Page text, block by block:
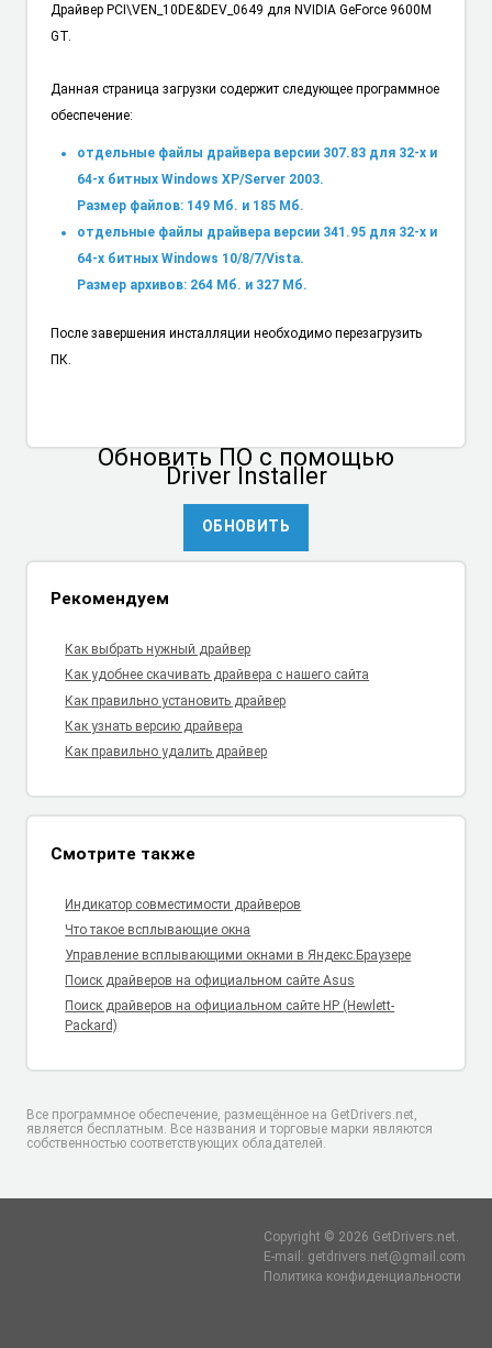
Драйвер PCI\VEN_10DE&DEV_0649 для NVIDIA GeForce 9600M
GT.
Данная страница загрузки содержит следующее программное
обеспечение:
отдельные файлы драйвера версии 307.83 для 32-х и
64-х битных Windows XP/Server 2003.
Размер файлов: 149 Мб. и 185 Мб.
отдельные файлы драйвера версии 341.95 для 32-х и
64-х битных Windows 10/8/7/Vista.
Размер архивов: 264 Мб. и 327 Мб.
После завершения инсталляции необходимо перезагрузить
ПК.
Обновить ПОс помощью
Driver Installer
ОБНОВИТЬ
Рекомендуем
Как выбрать нужный драйвер
Как удобнее скачивать драйвера с нашего сайта
Как правильно установить драйвер
Как узнать версию драйвера
Как правильно удалить драйвер
Смотрите также
Индикатор совместимости драйверов
Что такое всплывающие окна
Управление всплывающими окнами в Яндекс.Браузере
Поиск драйверов на официальном сайте Asus
Поиск драйверов на официальном сайте HP (Hewlett-
Packard)
Все программное обеспечение, размещённое на GetDrivers.net,
является бесплатным. Все названия и торговые марки являются
собственностью соответствующих обладателей.
Copyright © 2026 GetDrivers.net.
E-mail: getdrivers.net@gmail.com
Политика конфиденциальности